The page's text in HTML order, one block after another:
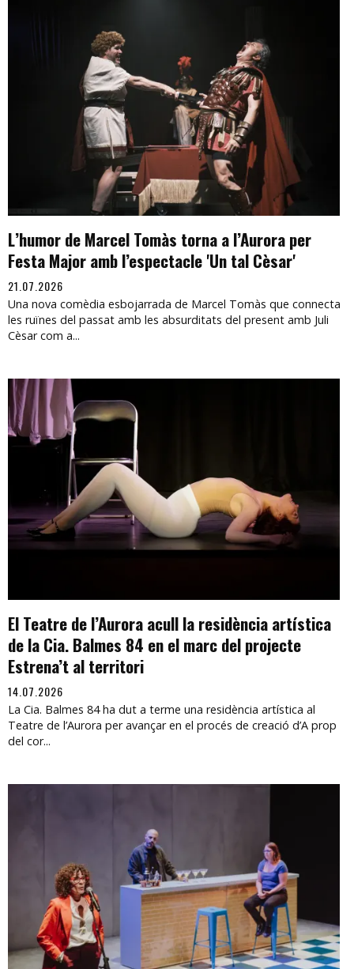
L’humor de Marcel Tomàs torna a l’Aurora per
Festa Major amb l’espectacle 'Un tal Cèsar'
21.07.2026
Una nova comèdia esbojarrada de Marcel Tomàs que connecta
les ruïnes del passat amb les absurditats del present amb Juli
Cèsar com a...
El Teatre de l’Aurora acull la residència artística
de la Cia. Balmes 84 en el marc del projecte
Estrena’t al territori
14.07.2026
La Cia. Balmes 84 ha dut a terme una residència artística al
Teatre de l’Aurora per avançar en el procés de creació d’A prop
del cor...